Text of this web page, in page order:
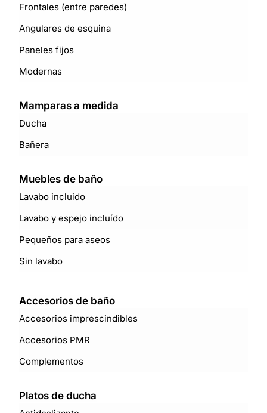
Frontales (entre paredes)
Angulares de esquina
Paneles fijos
Modernas
Mamparas a medida
Ducha
Bañera
Muebles de baño
Lavabo incluido
Lavabo y espejo incluído
Pequeños para aseos
Sin lavabo
Accesorios de baño
Accesorios imprescindibles
Accesorios PMR
Complementos
Platos de ducha